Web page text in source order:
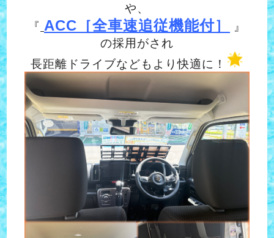
や、
『 ACC［全車速追従機能付］
』
の採用がされ
長距離ドライブなどもより快適に！